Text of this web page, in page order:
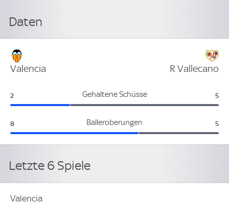
Daten
Valencia R Vallecano
Gehaltene Schüsse
Valencia:
2 R
5
Balleroberungen
Valencia:
8 R
5
Letzte 6 Spiele
Valencia